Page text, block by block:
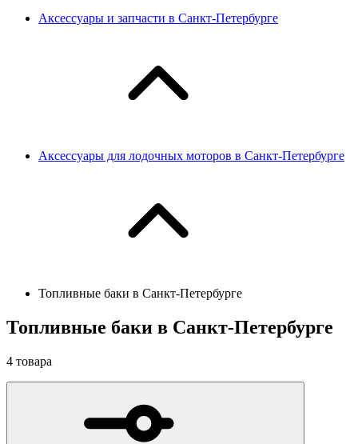
Аксессуары и запчасти в Санкт-Петербурге
Аксессуары для лодочных моторов в Санкт-Петербурге
Топливные баки в Санкт-Петербурге
Топливные баки в Санкт-Петербурге
4 товара